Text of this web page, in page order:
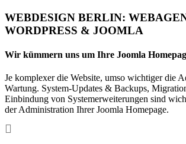
WEBDESIGN BERLIN:
WORDPRESS & JOOMLA
Wir kümmern uns um Ihre Joomla
Je komplexer die Website, umso wichtiger die
Wartung. System-Updates & Backups,
Einbindung von Systemerweiterungen sind
der Administration Ihrer Joomla Homepage.